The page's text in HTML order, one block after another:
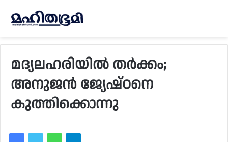
മദ്യലഹരിയില്‍ തര്‍ക്കം;
അനുജന്‍ ജ്യേഷ്ഠനെ
കുത്തിക്കൊന്നു